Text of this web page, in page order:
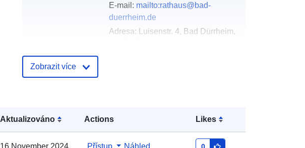
Aktualizováno Actions Likes
16 November 2024 Přístup Náhled
E-mail: mailto:rathaus@bad-
duerrheim.de
Adresa:
Luisenstr. 4, Bad Dürrheim,
Aktualizace údajů.europa.eu: 26
April 2026
Zobrazit více